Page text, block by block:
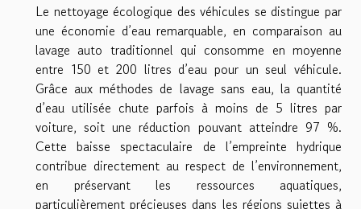
Le nettoyage écologique des véhicules se distingue par
une économie d’eau remarquable, en comparaison au
lavage auto traditionnel qui consomme en moyenne
entre 150 et 200 litres d’eau pour un seul véhicule.
Grâce aux méthodes de lavage sans eau, la quantité
d’eau utilisée chute parfois à moins de 5 litres par
voiture, soit une réduction pouvant atteindre 97 %.
Cette baisse spectaculaire de l’empreinte hydrique
contribue directement au respect de l’environnement,
en préservant les ressources aquatiques,
particulièrement précieuses dans les régions sujettes à